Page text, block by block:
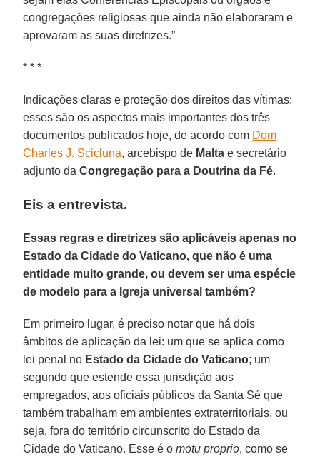
congregações religiosas que ainda não elaboraram e
aprovaram as suas diretrizes.”
* * *
Indicações claras e proteção dos direitos das vítimas:
esses são os aspectos mais importantes dos três
documentos publicados hoje, de acordo com Dom
Charles J. Scicluna, arcebispo de Malta e secretário
adjunto daCongregação para a Doutrina da Fé.
Eis a entrevista.
Essas regras e diretrizes são aplicáveis apenas no
Estado da Cidade do Vaticano, que não é uma
entidade muito grande, ou devem ser uma espécie
de modelo para a Igreja universal também?
Em primeiro lugar, é preciso notar que há dois
âmbitos de aplicação da lei: um que se aplica como
lei penal no Estado da Cidade do Vaticano; um
segundo que estende essa jurisdição aos
empregados, aos oficiais públicos da Santa Sé que
também trabalham em ambientes extraterritoriais, ou
seja, fora do território circunscrito do Estado da
Cidade do Vaticano. Esse é omotu proprio, como se